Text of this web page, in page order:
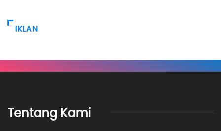
IKLAN
Tentang Kami